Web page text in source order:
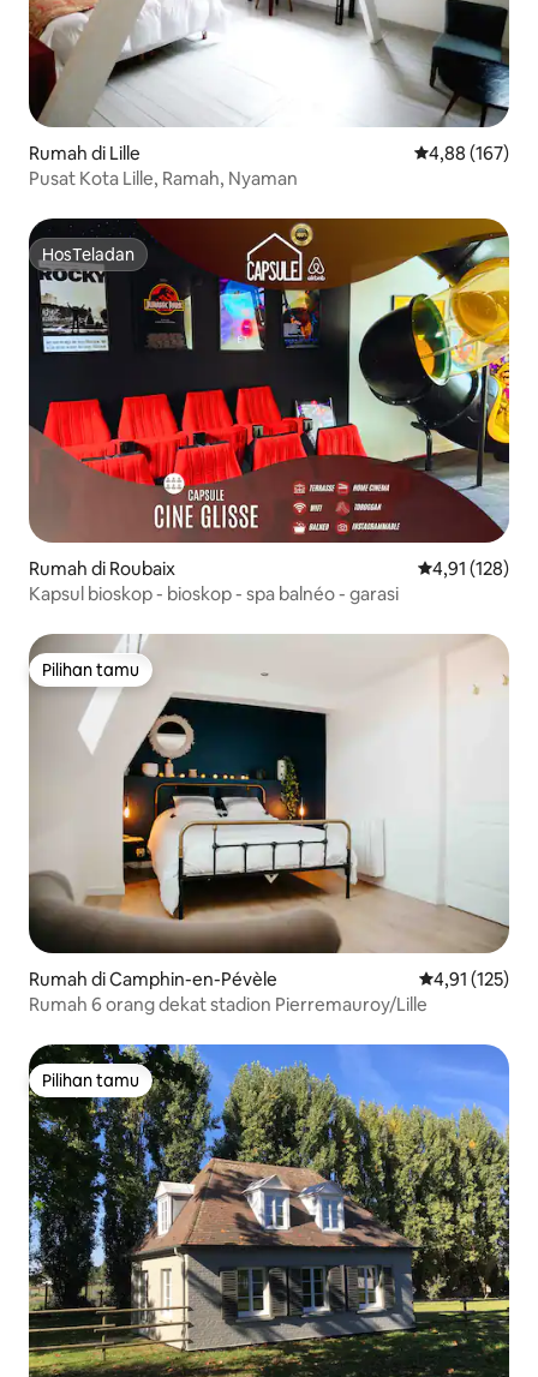
Rumah di Lille Nilai rata-rata
4,88 (167)
Pusat Kota Lille, Ramah, Nyaman
HosTeladan
HosTeladan
Rumah di Roubaix Nilai rata-rata
4,91 (128)
Kapsul bioskop - bioskop - spa balnéo - garasi
Pilihan tamu
Pilihan tamu
Rumah di Camphin-en-Pévèle Nilai rata-rata
4,91 (125)
Rumah 6 orang dekat stadion Pierremauroy/Lille
Pilihan tamu
Pilihan tamu